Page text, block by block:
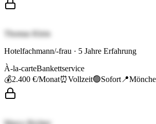
Thomas Klein
Hotelfachmann/-frau · 5 Jahre Erfahrung
À-la-carteBankettservice
💰2.400 €/Monat⏰Vollzeit🟢Sofort 📍